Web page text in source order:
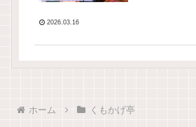
2026.03.16
ホーム くもかげ亭